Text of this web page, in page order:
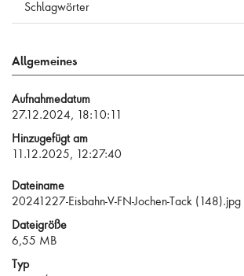
Schlagwörter
Allgemeines
Aufnahmedatum
27.12.2024, 18:10:11
Hinzugefügt am
11.12.2025, 12:27:40
Dateiname
20241227-Eisbahn-V-FN-Jochen-Tack (148).jpg
Dateigröße
6,55 MB
Typ